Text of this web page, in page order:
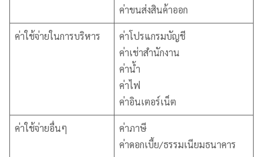
ค่าขนส่งสินค้าออก
ค่าใช้จ่ายในการบริหาร
ค่าโปรแกรมบัญชี
ค่าเช่าสำนักงาน
ค่าน้ำ
ค่าไฟ
ค่าอินเตอร์เน็ต
ค่าใช้จ่ายอื่นๆ
ค่าภาษี
ค่าดอกเบี้ย/ธรรมเนียมธนาคาร